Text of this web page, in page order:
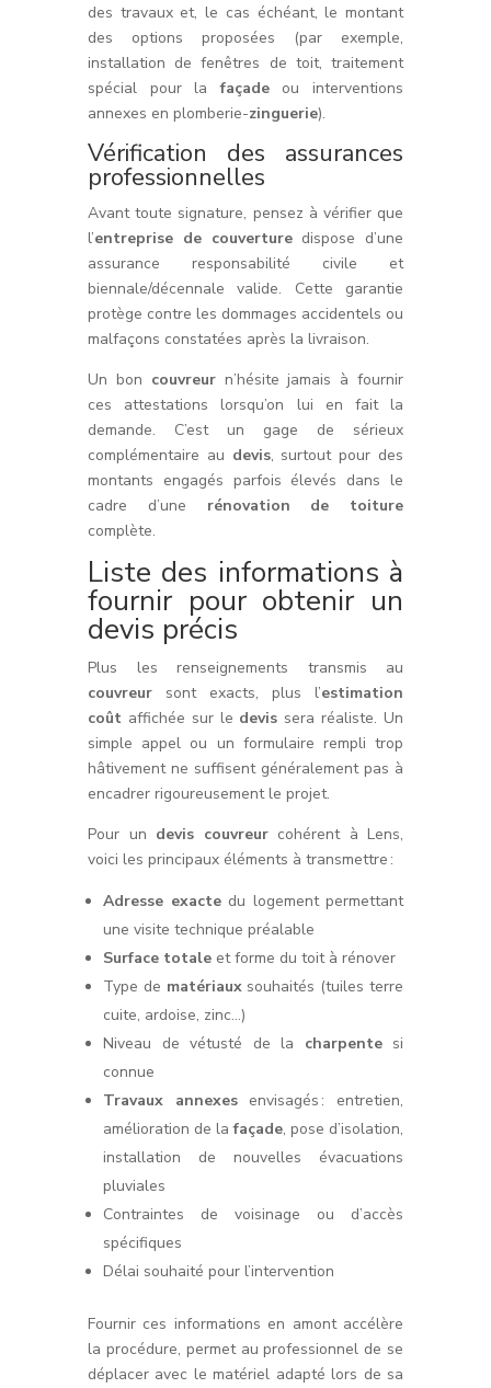
des travaux et, le cas échéant, le montant
des options proposées (par exemple,
installation de fenêtres de toit, traitement
spécial pour lafaçadeou interventions
annexes en plomberie-zinguerie).
Vérification des assurances
professionnelles
Avant toute signature, pensez à vérifier que
l’entreprise de couverturedispose d’une
assurance responsabilité civile et
biennale/décennale valide. Cette garantie
protège contre les dommages accidentels ou
malfaçons constatées après la livraison.
Un bon couvreurn’hésite jamais à fournir
ces attestations lorsqu’on lui en fait la
demande. C’est un gage de sérieux
complémentaire au devis, surtout pour des
montants engagés parfois élevés dans le
cadre d’une rénovation de toiture
complète.
Liste des informations à
fournir pour obtenir un
devis précis
Plus les renseignements transmis au
couvreur sont exacts, plus l’estimation
coût affichée sur le devis sera réaliste. Un
simple appel ou un formulaire rempli trop
hâtivement ne suffisent généralement pas à
encadrer rigoureusement le projet.
Pour un devis couvreurcohérent à Lens,
voici les principaux éléments à transmettre :
Adresse exactedu logement permettant
une visite technique préalable
Surface totale et forme du toit à rénover
Type de matériauxsouhaités (tuiles terre
cuite, ardoise, zinc…)
Niveau de vétusté de la charpentesi
connue
Travaux annexesenvisagés : entretien,
amélioration de lafaçade, pose d’isolation,
installation de nouvelles évacuations
pluviales
Contraintes de voisinage ou d’accès
spécifiques
Délai souhaité pour l’intervention
Fournir ces informations en amont accélère
la procédure, permet au professionnel de se
déplacer avec le matériel adapté lors de sa